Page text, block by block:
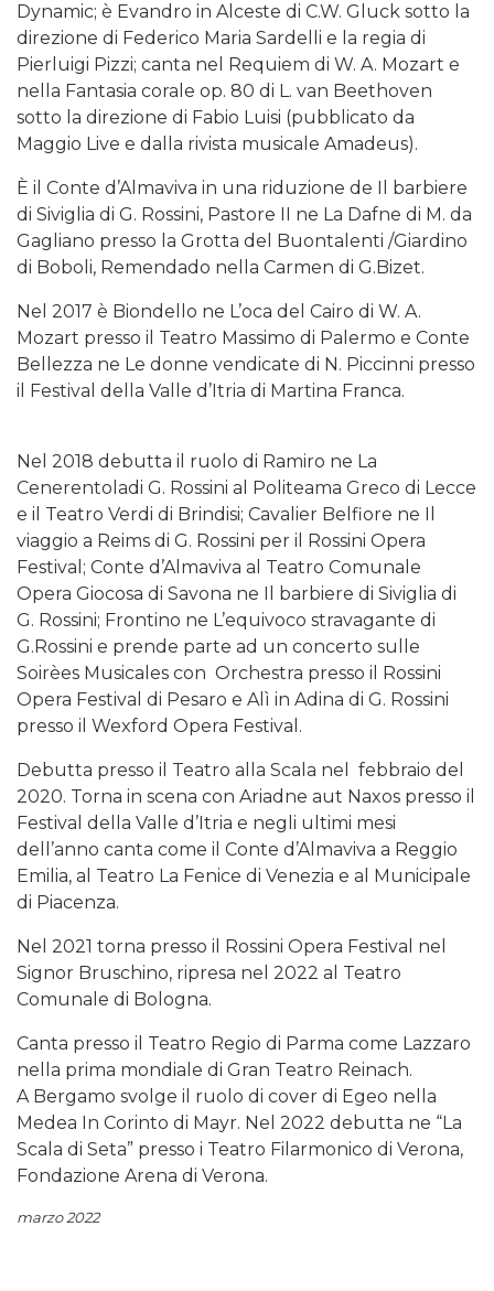
Dynamic; è Evandro in Alceste di C.W. Gluck sotto la
direzione di Federico Maria Sardelli e la regia di
Pierluigi Pizzi; canta nel Requiem di W. A. Mozart e
nella Fantasia corale op. 80 di L. van Beethoven
sotto la direzione di Fabio Luisi (pubblicato da
Maggio Live e dalla rivista musicale Amadeus).
È il Conte d’Almaviva in una riduzione de Il barbiere
di Siviglia di G. Rossini, Pastore II ne La Dafne di M. da
Gagliano presso la Grotta del Buontalenti /Giardino
di Boboli, Remendado nella Carmen di G.Bizet.
Nel 2017 è Biondello ne L’oca del Cairo di W. A.
Mozart presso il Teatro Massimo di Palermo e Conte
Bellezza ne Le donne vendicate di N. Piccinni presso
il Festival della Valle d’Itria di Martina Franca.
Nel 2018 debutta il ruolo di Ramiro ne La
Cenerentoladi G. Rossini al Politeama Greco di Lecce
e il Teatro Verdi di Brindisi; Cavalier Belfiore ne Il
viaggio a Reims di G. Rossini per il Rossini Opera
Festival; Conte d’Almaviva al Teatro Comunale
Opera Giocosa di Savona ne Il barbiere di Siviglia di
G. Rossini; Frontino ne L’equivoco stravagante di
G.Rossini e prende parte ad un concerto sulle
Soirèes Musicales con Orchestra presso il Rossini
Opera Festival di Pesaro e Alì in Adina di G. Rossini
presso il Wexford Opera Festival.
Debutta presso il Teatro alla Scala nel febbraio del
2020. Torna in scena con Ariadne aut Naxos presso il
Festival della Valle d’Itria e negli ultimi mesi
dell’anno canta come il Conte d’Almaviva a Reggio
Emilia, al Teatro La Fenice di Venezia e al Municipale
di Piacenza.
Nel 2021 torna presso il Rossini Opera Festival nel
Signor Bruschino, ripresa nel 2022 al Teatro
Comunale di Bologna.
Canta presso il Teatro Regio di Parma come Lazzaro
nella prima mondiale di Gran Teatro Reinach.
A Bergamo svolge il ruolo di cover di Egeo nella
Medea In Corinto di Mayr. Nel 2022 debutta ne “La
Scala di Seta” presso i Teatro Filarmonico di Verona,
Fondazione Arena di Verona.
marzo 2022